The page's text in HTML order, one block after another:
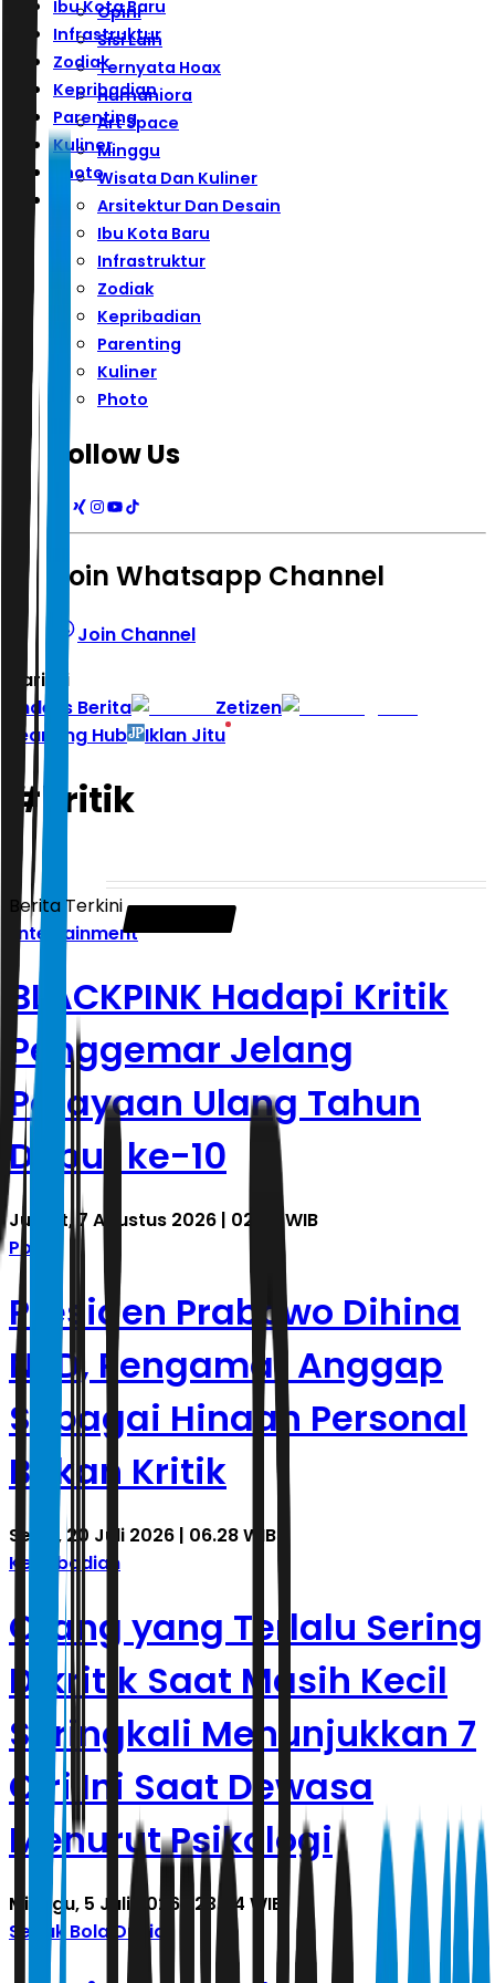
Ibu Kota Baru
Infrastruktur
Zodiak
Kepribadian
Parenting
Kuliner
Photo
Opini
Sisi Lain
Ternyata Hoax
Humaniora
Art Space
Minggu
Wisata Dan Kuliner
Arsitektur Dan Desain
Ibu Kota Baru
Infrastruktur
Zodiak
Kepribadian
Parenting
Kuliner
Photo
Follow Us
Join Whatsapp Channel
Join Channel
Hari ini
Indeks Berita
Zetizen
Learning Hub
Iklan Jitu
#kritik
Berita Terkini
Entertainment
BLACKPINK Hadapi Kritik
Penggemar Jelang
Perayaan Ulang Tahun
Debut ke-10
Jumat, 7 Agustus 2026 | 02.38 WIB
Politik
Presiden Prabowo Dihina
NPD, Pengamat Anggap
Sebagai Hinaan Personal
Bukan Kritik
Senin, 20 Juli 2026 | 06.28 WIB
Kepribadian
Orang yang Terlalu Sering
Dikritik Saat Masih Kecil
Seringkali Menunjukkan 7
Ciri Ini Saat Dewasa
Menurut Psikologi
Minggu, 5 Juli 2026 | 23.04 WIB
Sepak Bola Dunia